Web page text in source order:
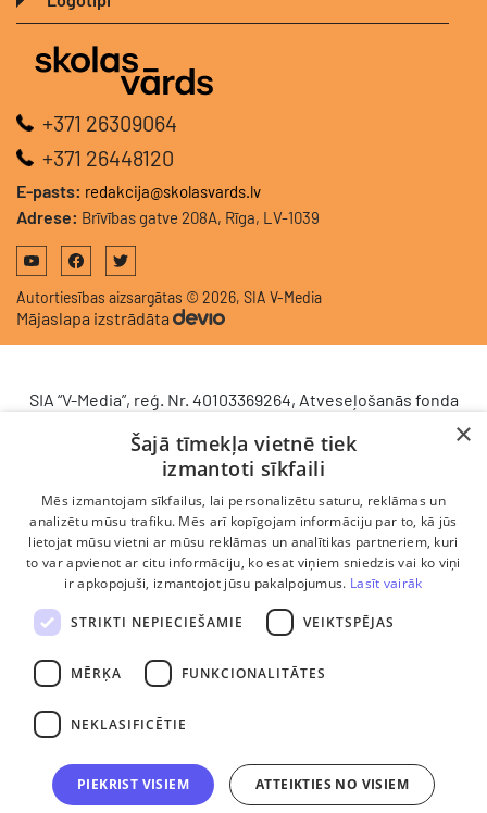
+371 26309064
+371 26448120
E-pasts: redakcija@skolasvards.lv
Adrese: Brīvības gatve 208A, Rīga, LV-1039
Autortiesības aizsargātas © 2026, SIA V-Media
Mājaslapa izstrādāta
SIA “V-Media”, reģ. Nr. 40103369264, Atveseļošanās fonda
komercdarbības procesu uzlabošanā - ieviesta klientu
attiecību pārvaldības sistēma (CRM). 2024. gada 16.
decembrī tika noslēgts līgums Nr. 9.2-17-L-2024/928 ar
Latvijas Investīciju un attīstības aģentūru par atbalsta
saņemšanu saskaņā ar Atveseļošanas un noturības
mehānisma plāna 2. komponenti “Digitālā transformācija”
(atbalsta pieteikuma Nr. DIGI/2024/1253). Projekta ietvaros
ieviesta klientu un darba procesu pārvaldības sistēma
Scoro, uzlabojot pārdošanas procesu, centralizējot klientu
datubāzi un darījumu plūsmu, kā arī nodrošinot pārskatāmu,
efektīvu pārdošanas nodaļas darbu un precīzāku rezultātu
×
Šajā tīmekļa vietnē tiek
izmantoti sīkfaili
Mēs izmantojam sīkfailus, lai personalizētu saturu, reklāmas un
analizētu mūsu trafiku. Mēs arī kopīgojam informāciju par to, kā jūs
lietojat mūsu vietni ar mūsu reklāmas un analītikas partneriem, kuri
to var apvienot ar citu informāciju, ko esat viņiem sniedzis vai ko viņi
ir apkopojuši, izmantojot jūsu pakalpojumus. Lasīt vairāk
STRIKTI NEPIECIEŠAMIE VEIKTSPĒJAS
MĒRĶA FUNKCIONALITĀTES
NEKLASIFICĒTIE
PIEKRIST VISIEM ATTEIKTIES NO VISIEM